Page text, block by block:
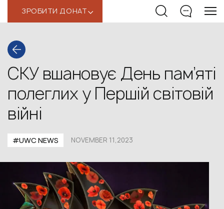
ЗРОБИТИ ДОНАТ‹
СКУ вшановує День пам’яті
полеглих у Першій світовій
війні
#UWС NEWS NOVEMBER 11,2023